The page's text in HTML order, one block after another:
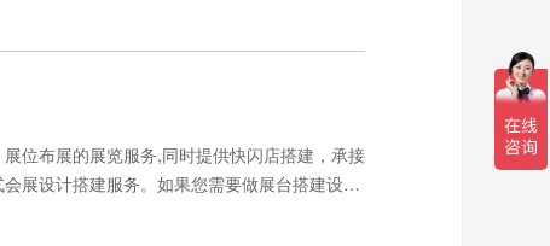
位布展的展览服务,同时提供快闪店搭建，承接
展设计搭建服务。如果您需要做展台搭建设